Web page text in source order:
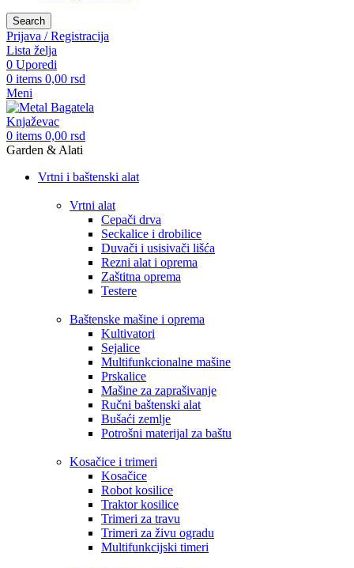
Search
Prijava / Registracija
Lista želja
0 Uporedi
0 items 0,00 rsd
Meni
0 items 0,00 rsd
Garden & Alati
Vrtni i baštenski alat
Vrtni alat
Cepači drva
Seckalice i drobilice
Duvači i usisivači lišća
Rezni alat i oprema
Zaštitna oprema
Testere
Baštenske mašine i oprema
Kultivatori
Sejalice
Multifunkcionalne mašine
Prskalice
Mašine za zaprašivanje
Ručni baštenski alat
Bušaći zemlje
Potrošni materijal za baštu
Kosačice i trimeri
Kosačice
Robot kosilice
Traktor kosilice
Trimeri za travu
Trimeri za živu ogradu
Multifunkcijski timeri